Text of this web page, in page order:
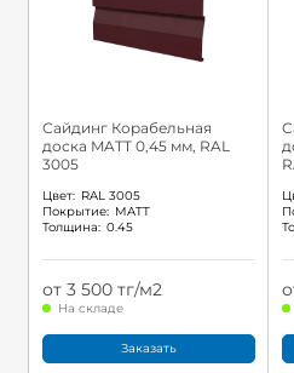
Сайдинг Корабельная
доска MATT 0,45 мм, RAL
3005
Цвет: RAL 3005
Покрытие: MATT
Толщина: 0.45
от 3 500 тг/м2
На складе
Заказать